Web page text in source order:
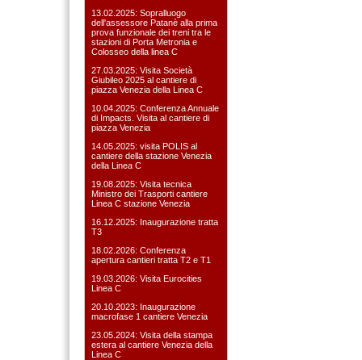
13.02.2025: Sopralluogo
dell'assessore Patanè alla prima
prova funzionale dei treni tra le
stazioni di Porta Metronia e
Colosseo della linea C
27.03.2025: Visita Società
Giubileo 2025 al cantiere di
piazza Venezia della Linea C
10.04.2025: Conferenza Annuale
di Impacts. Visita al cantiere di
piazza Venezia
14.05.2025: visita POLIS al
cantiere della stazione Venezia
della Linea C
19.08.2025: Visita tecnica
Ministro dei Trasporti cantiere
Linea C stazione Venezia
16.12.2025: Inaugurazione tratta
T3
18.02.2026: Conferenza
apertura cantieri tratta T2 e T1
19.03.2026: Visita Eurocities
Linea C
20.10.2023: Inaugurazione
macrofase 1 cantiere Venezia
23.05.2024: Visita della stampa
estera al cantiere Venezia della
Linea C